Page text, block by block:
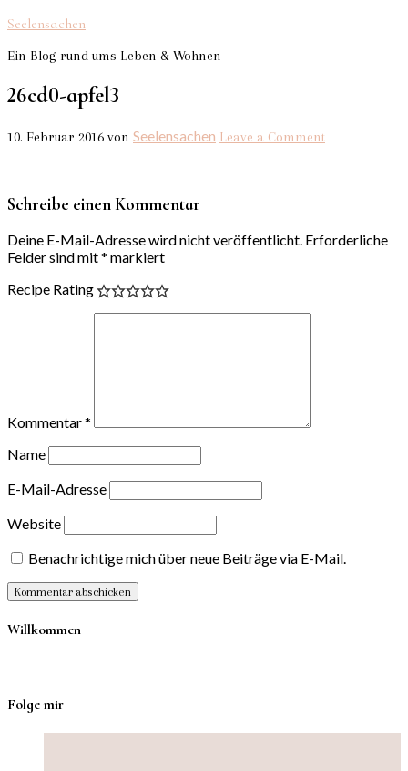
Seelensachen
Ein Blog rund ums Leben & Wohnen
26cd0-apfel3
10. Februar 2016 von Seelensachen Leave a Comment
Schreibe einen Kommentar
Deine E-Mail-Adresse wird nicht veröffentlicht. Erforderliche
Felder sind mit* markiert
Recipe Rating
Kommentar*
Name
E-Mail-Adresse
Website
Benachrichtige mich über neue Beiträge via E-Mail.
Willkommen
Folge mir